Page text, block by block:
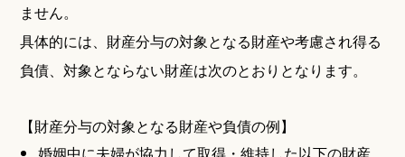
ません。
具体的には、財産分与の対象となる財産や考慮され得る
負債、対象とならない財産は次のとおりとなります。
【財産分与の対象となる財産や負債の例】
婚姻中に夫婦が協力して取得・維持した以下の財産